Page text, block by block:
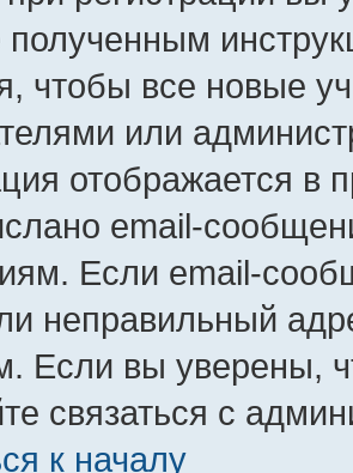
полученным
чтобы все новые
или
отображается в
email-
Если email-
неправильный
Если вы уверены,
связаться с
к началу